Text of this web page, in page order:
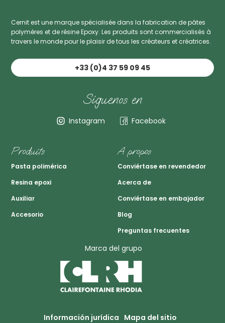
Cernit est une marque spécialisée dans la fabrication de pâtes
polymères et de résine Epoxy. Les produits sont commercialisés à
travers le monde pour le plaisir de tous les créateurs et créatrices.
+33 (0)4 37 59 09 45
Síguenos en
Instagram Facebook
Produits
Pasta polimérica
Resina epoxi
Auxiliar
Accesorio
A propos
Conviértase en revendedor
Acerca de
Conviértase en embajador
Blog
Preguntas frecuentes
Marca del grupo
Información jurídica Mapa del sitio